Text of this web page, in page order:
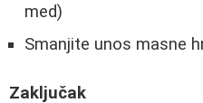
med)
Smanjite unos masne
Zaključak